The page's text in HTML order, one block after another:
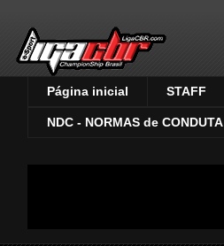
Página inicial STAFF
NDC - NORMAS de CONDUTA